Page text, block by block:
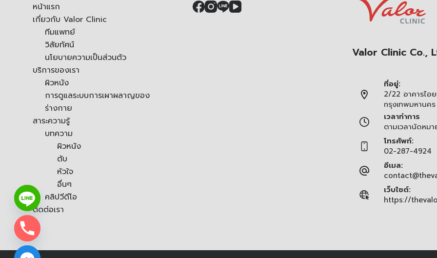
หน้าแรก
เกี่ยวกับ Valor Clinic
ทีมแพทย์
วิสัยทัศน์
นโยบายความเป็นส่วนตัว
บริการของเรา
ผิวหนัง
การดูแลระบบการเผาผลาญของ
ร่างกาย
สาระความรู้
บทความ
ผิวหนัง
ตับ
หัวใจ
อื่นๆ
คลิปวีดีโอ
ติดต่อเรา
Valor Clinic Co.,
ที่อยู่:
2/22 อาคารไอ
กรุงเทพมหานค
เวลาทำการ
ตามเวลานัดหมา
โทรศัพท์:
02-287-4924
อีเมล:
เว็บไซต์:
https://